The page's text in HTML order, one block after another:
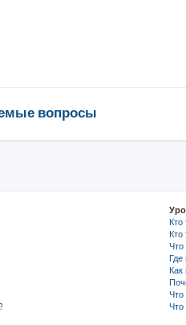
вопросы
Кто
Кто
Что
Где
Что
Что